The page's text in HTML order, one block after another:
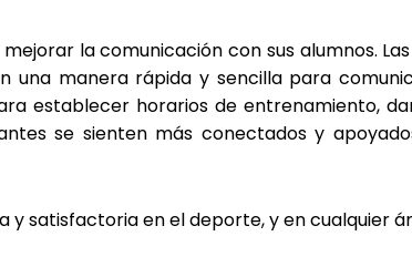
la comunicación con sus alumnos.
una manera rápida y sencilla para
establecer horarios de entrenamiento,
se sienten más conectados y
satisfactoria en el deporte, y en cualquier